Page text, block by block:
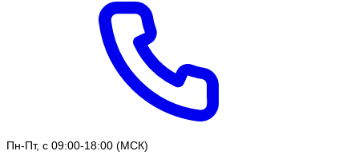
Пн-Пт, с 09:00-18:00 (МСК)